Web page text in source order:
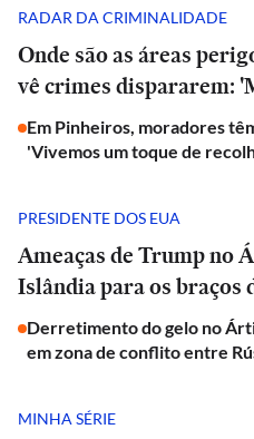
RADAR DA CRIMINALIDADE
Onde são as áreas
vê crimes dispararem:
Em Pinheiros, moradores
'Vivemos um toque de
PRESIDENTE DOS EUA
Ameaças de Trump no
Islândia para os braços
Derretimento do gelo no
em zona de conflito entre
MINHA SÉRIE